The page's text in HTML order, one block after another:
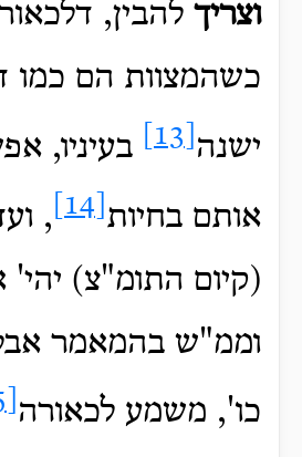
וצריך להבין,
כשהמצוות הם כמו
ישנה
בעיניו,
אותם בחיות
,
(קיום התומ"צ) יהי'
וממ"ש בהמאמר
כו', משמע לכאורה